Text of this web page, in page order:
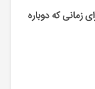
زمانی که دوباره